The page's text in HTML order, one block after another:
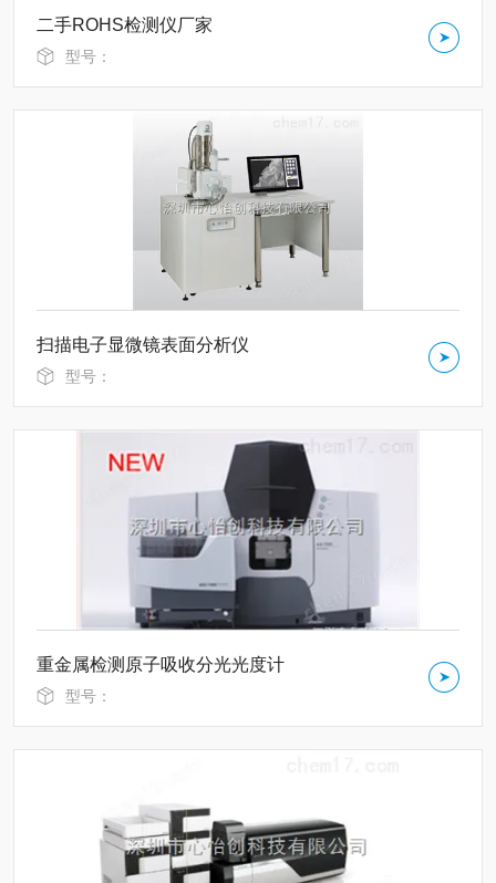
二手ROHS检测仪厂家
型号：
扫描电子显微镜表面分析仪
型号：
重金属检测原子吸收分光光度计
型号：